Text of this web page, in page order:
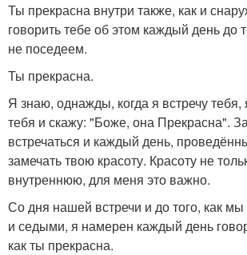
Ты прекрасна внутри также, как и
говорить тебе об этом каждый день до
не поседеем.
Ты прекрасна.
Я знаю, однажды, когда я встречу
тебя и скажу: "Боже, она Прекрасна".
встречаться и каждый день,
замечать твою красоту. Красоту не
внутреннюю, для меня это важно.
Со дня нашей встречи и до того, как
и седыми, я намерен каждый день
как ты прекрасна.